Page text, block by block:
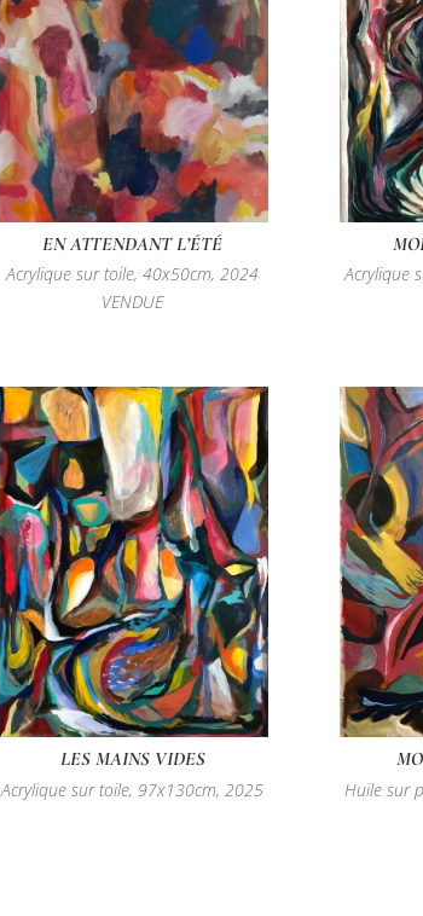
EN ATTENDANT L’ÉTÉ
Acrylique sur toile, 40x50cm, 2024
VENDUE
Acrylique
LES MAINS VIDES
Acrylique sur toile, 97x130cm, 2025 Huile sur